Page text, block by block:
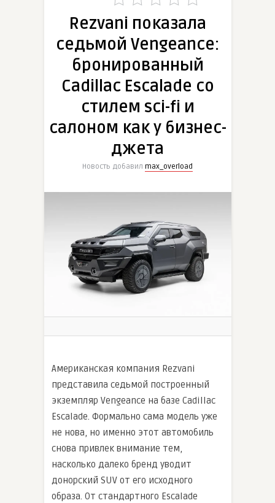
Rezvani показала
седьмой Vengeance:
бронированный
Cadillac Escalade со
стилем sci-fi и
салоном как у бизнес-
джета
Новость добавил max_overload
Американская компания Rezvani
представила седьмой построенный
экземпляр Vengeance на базе Cadillac
Escalade. Формально сама модель уже
не нова, но именно этот автомобиль
снова привлек внимание тем,
насколько далеко бренд уводит
донорский SUV от его исходного
образа. От стандартного Escalade